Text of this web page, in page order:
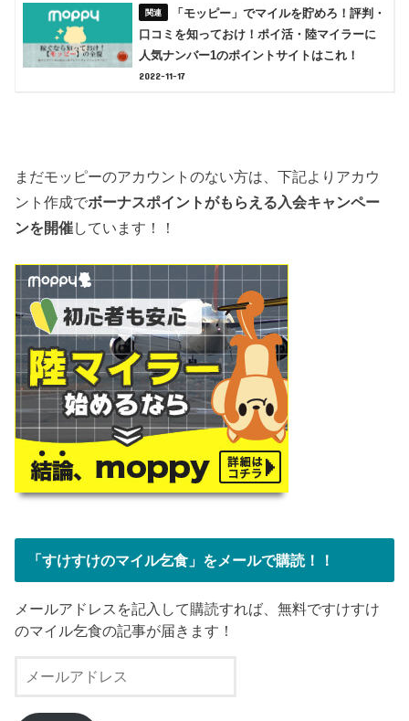
「モッピー」でマイルを貯めろ！評判・
口コミを知っておけ！ポイ活・陸マイラーに
人気ナンバー1のポイントサイトはこれ！
2022-11-17
まだモッピーのアカウントのない方は、下記よりアカウ
ント作成でボーナスポイントがもらえる入会キャンペー
ンを開催しています！！
「すけすけのマイル乞食」をメールで購読！！
メールアドレスを記入して購読すれば、無料ですけすけ
のマイル乞食の記事が届きます！